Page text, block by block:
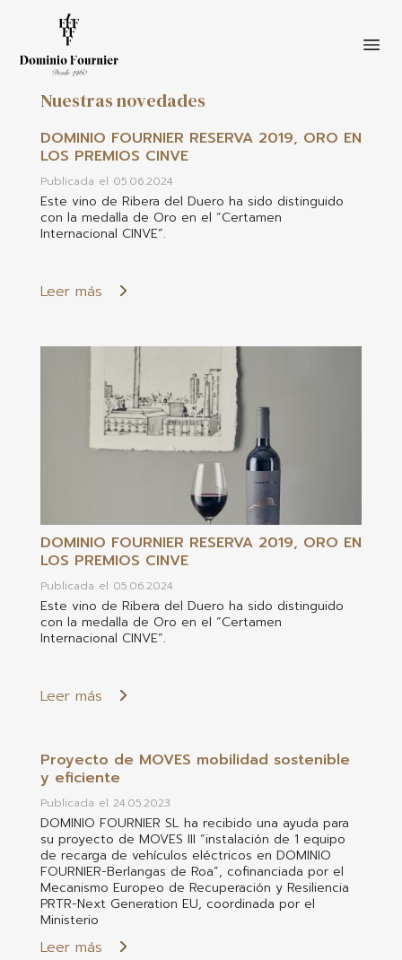
Pasar
contenido
Nuestras novedades
DOMINIO FOURNIER RESERVA 2019, ORO EN
LOS PREMIOS CINVE
Publicada el 05.06.2024
Este vino de Ribera del Duero ha sido distinguido
con la medalla de Oro en el “Certamen
Internacional CINVE”.
Leer más
DOMINIO FOURNIER RESERVA 2019, ORO EN
LOS PREMIOS CINVE
Publicada el 05.06.2024
Este vino de Ribera del Duero ha sido distinguido
con la medalla de Oro en el “Certamen
Internacional CINVE”.
Leer más
Proyecto de MOVES mobilidad sostenible
y eficiente
Publicada el 24.05.2023
DOMINIO FOURNIER SL ha recibido una ayuda para
su proyecto de MOVES III “instalación de 1 equipo
de recarga de vehículos eléctricos en DOMINIO
FOURNIER-Berlangas de Roa”, cofinanciada por el
Mecanismo Europeo de Recuperación y Resiliencia
PRTR-Next Generation EU, coordinada por el
Ministerio
Leer más